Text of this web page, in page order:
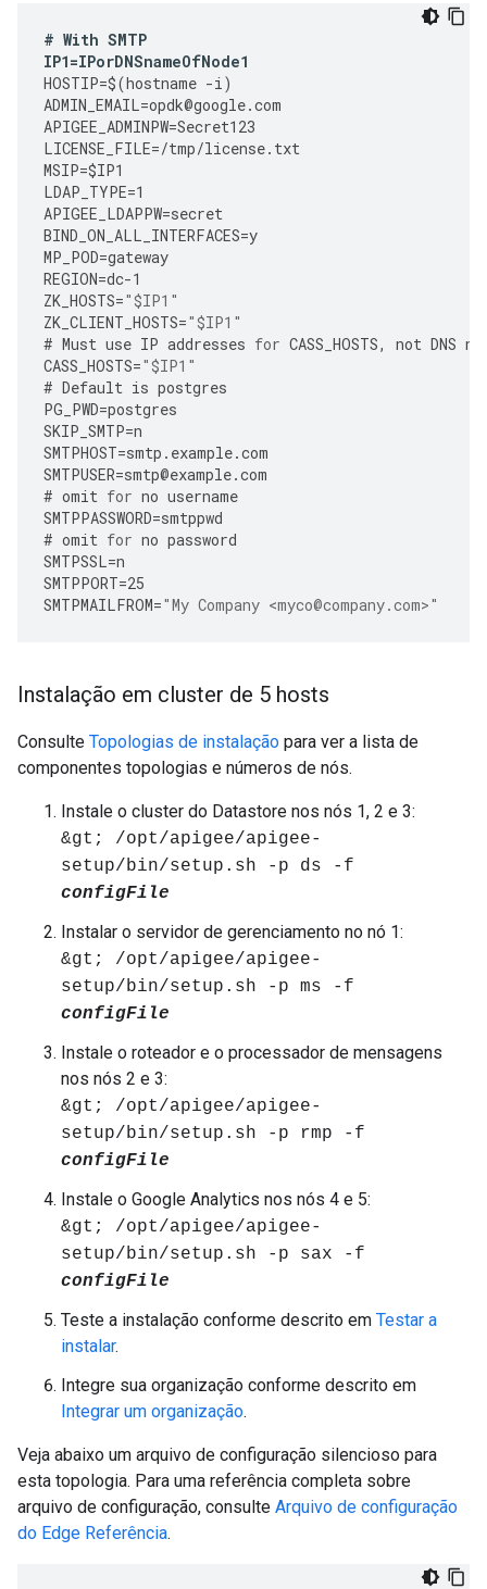
# With SMTP
IP1=IPorDNSnameOfNode1
HOSTIP=$(hostname -i)
ADMIN_EMAIL=opdk@google.com
APIGEE_ADMINPW=Secret123
LICENSE_FILE=/tmp/license.txt
MSIP=$IP1
LDAP_TYPE=1
APIGEE_LDAPPW=secret
BIND_ON_ALL_INTERFACES=y
MP_POD=gateway
REGION=dc-1
ZK_HOSTS="$IP1"
ZK_CLIENT_HOSTS="$IP1"
# Must use IP addresses for CASS_HOSTS, not DNS
CASS_HOSTS="$IP1"
# Default is postgres
PG_PWD=postgres
SKIP_SMTP=n
SMTPHOST=smtp . example.com
SMTPUSER=smtp@example.com
# omit for no username
SMTPPASSWORD=smtppwd
# omit for no password
SMTPSSL=n
SMTPPORT=25
SMTPMAILFROM="My Company <myco@company.com>"
Instalação em cluster de 5 hosts
Consulte Topologias de instalação para ver a lista de
componentes topologias e números de nós.
Instale o cluster do Datastore nos nós 1, 2 e 3:
&gt; /opt/apigee/apigee-
setup/bin/setup.sh -p ds -f
configFile
Instalar o servidor de gerenciamento no nó 1:
&gt; /opt/apigee/apigee-
setup/bin/setup.sh -p ms -f
configFile
Instale o roteador e o processador de mensagens
nos nós 2 e 3:
&gt; /opt/apigee/apigee-
setup/bin/setup.sh -p rmp -f
configFile
Instale o Google Analytics nos nós 4 e 5:
&gt; /opt/apigee/apigee-
setup/bin/setup.sh -p sax -f
configFile
Teste a instalação conforme descrito em Testar a
instalar.
Integre sua organização conforme descrito em
Integrar um organização.
Veja abaixo um arquivo de configuração silencioso para
esta topologia. Para uma referência completa sobre
arquivo de configuração, consulte Arquivo de configuração
do Edge Referência.